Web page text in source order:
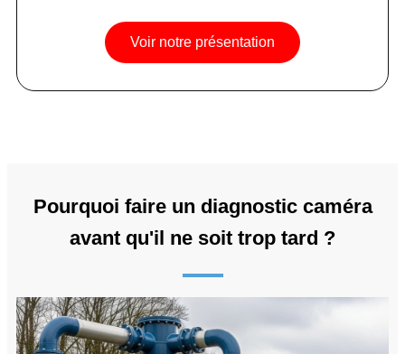
Voir notre présentation
Pourquoi faire un diagnostic caméra
avant qu'il ne soit trop tard ?